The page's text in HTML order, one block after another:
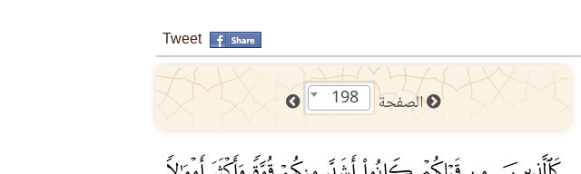
Tweet
الصفحة 198